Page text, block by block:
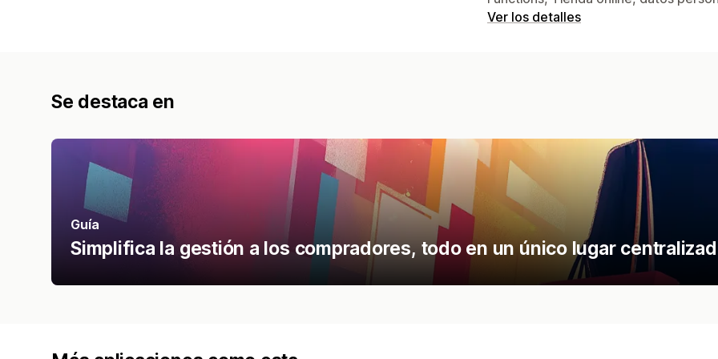
Ver los detalles
Se destaca en
Guía
Simplifica la gestión a los compradores, todo en un único lugar